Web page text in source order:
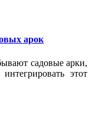
арок
садовые арки,
этот